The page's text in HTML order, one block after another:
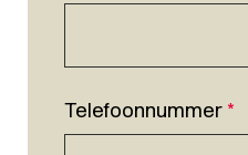
Telefoonnummer*